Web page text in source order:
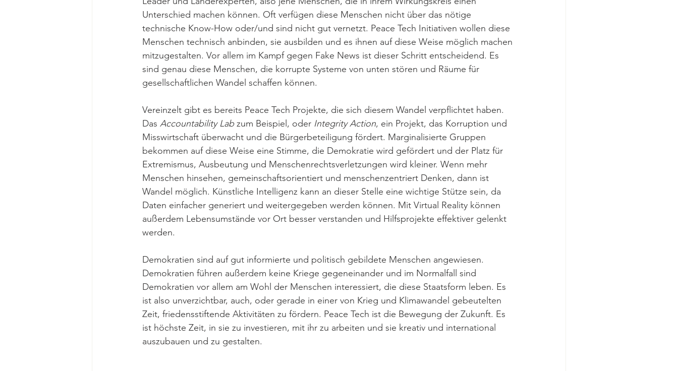
Unterschied machen können. Oft verfügen diese Menschen nicht über das nötige
technische Know-How oder/und sind nicht gut vernetzt. Peace Tech Initiativen wollen diese
Menschen technisch anbinden, sie ausbilden und es ihnen auf diese Weise möglich machen
mitzugestalten. Vor allem im Kampf gegen Fake News ist dieser Schritt entscheidend. Es
sind genau diese Menschen, die korrupte Systeme von unten stören und Räume für
gesellschaftlichen Wandel schaffen können.
Vereinzelt gibt es bereits Peace Tech Projekte, die sich diesem Wandel verpflichtet haben.
Das Accountability Lab zum Beispiel, oder Integrity Action, ein Projekt, das Korruption und
Misswirtschaft überwacht und die Bürgerbeteiligung fördert. Marginalisierte Gruppen
bekommen auf diese Weise eine Stimme, die Demokratie wird gefördert und der Platz für
Extremismus, Ausbeutung und Menschenrechtsverletzungen wird kleiner. Wenn mehr
Menschen hinsehen, gemeinschaftsorientiert und menschenzentriert Denken, dann ist
Wandel möglich. Künstliche Intelligenz kann an dieser Stelle eine wichtige Stütze sein, da
Daten einfacher generiert und weitergegeben werden können. Mit Virtual Reality können
außerdem Lebensumstände vor Ort besser verstanden und Hilfsprojekte effektiver gelenkt
werden.
Demokratien sind auf gut informierte und politisch gebildete Menschen angewiesen.
Demokratien führen außerdem keine Kriege gegeneinander und im Normalfall sind
Demokratien vor allem am Wohl der Menschen interessiert, die diese Staatsform leben. Es
ist also unverzichtbar, auch, oder gerade in einer von Krieg und Klimawandel gebeutelten
Zeit, friedensstiftende Aktivitäten zu fördern. Peace Tech ist die Bewegung der Zukunft. Es
ist höchste Zeit, in sie zu investieren, mit ihr zu arbeiten und sie kreativ und international
auszubauen und zu gestalten.